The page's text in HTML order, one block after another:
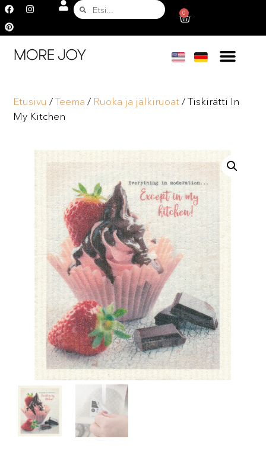
0
Etusivu /Teema / Ruoka ja jälkiruoat/ Tiskirätti In
My Kitchen